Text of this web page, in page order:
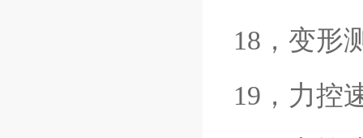
18，变形
19，力控